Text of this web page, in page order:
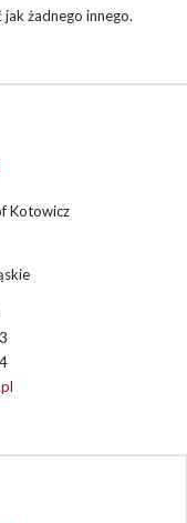
żadnego innego.
Kotowicz